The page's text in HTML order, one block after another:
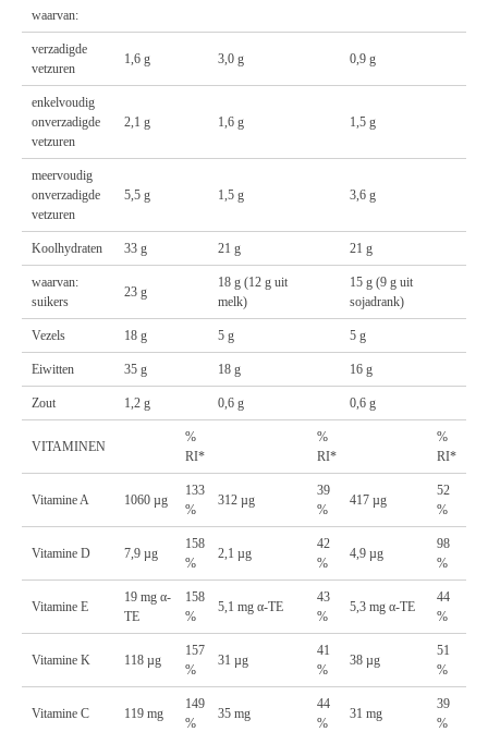
waarvan:
verzadigde
vetzuren
1,6 g 3,0 g 0,9 g
enkelvoudig
onverzadigde
vetzuren
2,1 g 1,6 g 1,5 g
meervoudig
onverzadigde
vetzuren
5,5 g 1,5 g 3,6 g
Koolhydraten 33 g 21 g 21 g
waarvan:
suikers
23 g
18 g (12 g uit
melk)
15 g (9 g uit
sojadrank)
Vezels 18 g 5 g 5 g
Eiwitten 35 g 18 g 16 g
Zout 1,2 g 0,6 g 0,6 g
VITAMINEN
%
RI*
%
RI*
%
RI*
Vitamine A 1060 µg
133
%
312 µg
39
%
417 µg
52
%
Vitamine D 7,9 µg
158
%
2,1 µg
42
%
4,9 µg
98
%
Vitamine E
19 mg α-
TE
158
%
5,1 mg α-TE
43
%
5,3 mg α-TE
44
%
Vitamine K 118 µg
157
%
31 µg
41
%
38 µg
51
%
Vitamine C 119 mg
149
%
35 mg
44
%
31 mg
39
%